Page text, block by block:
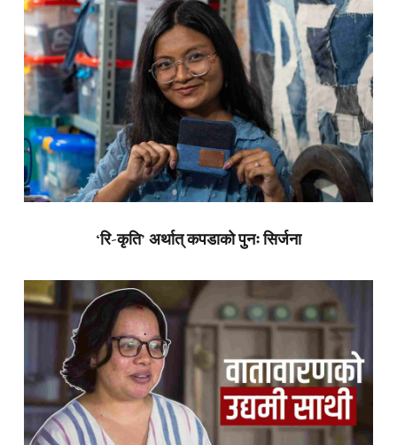
‘रि-कृति’ अर्थात् कपडाको पुनः सिर्जना